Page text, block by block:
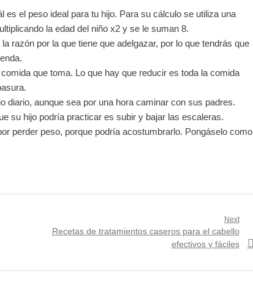
es el peso ideal para tu hijo. Para su cálculo se utiliza una
la edad del niño x2 y se le suman 8.
razón por la que tiene que adelgazar, por lo que tendrás que
que toma. Lo que hay que reducir es toda la comida
diario, aunque sea por una hora caminar con sus padres.
su hijo podría practicar es subir y bajar las escaleras.
perder peso, porque podría acostumbrarlo. Pongáselo como
Next
Next
Recetas de tratamientos caseros para el cabello
efectivos y fáciles